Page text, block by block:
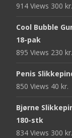
914 Views 300 kr.
Cool Bubble
18-pak
895 Views 230 kr.
Penis
850 Views 40 kr.
Bjørne
180-stk
834 Views 300 kr.